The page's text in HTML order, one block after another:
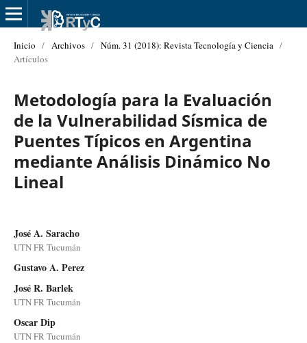
Inicio / Archivos / Núm. 31 (2018): Revista Tecnología y Ciencia /
Artículos
Metodología para la Evaluación
de la Vulnerabilidad Sísmica de
Puentes Típicos en Argentina
mediante Análisis Dinámico No
Lineal
José A. Saracho
UTN FR Tucumán
Gustavo A. Perez
José R. Barlek
UTN FR Tucumán
Oscar Dip
UTN FR Tucumán